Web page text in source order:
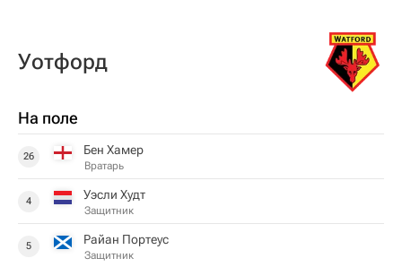
Уотфорд
На поле
26 Бен Хамер
Вратарь
4 Уэсли Худт
Защитник
5 Райан Портеус
Защитник